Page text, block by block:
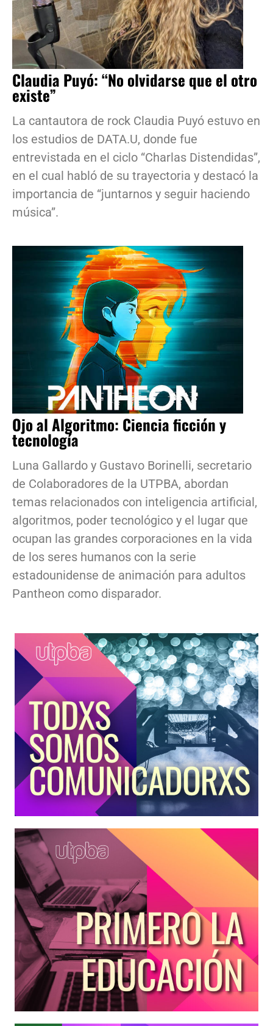
Claudia Puyó: “No olvidarse que el otro
existe”
La cantautora de rock Claudia Puyó estuvo en
los estudios de DATA.U, donde fue
entrevistada en el ciclo “Charlas Distendidas”,
en el cual habló de su trayectoria y destacó la
importancia de “juntarnos y seguir haciendo
música”.
Ojo al Algoritmo: Ciencia ficción y
tecnología
Luna Gallardo y Gustavo Borinelli, secretario
de Colaboradores de la UTPBA, abordan
temas relacionados con inteligencia artificial,
algoritmos, poder tecnológico y el lugar que
ocupan las grandes corporaciones en la vida
de los seres humanos con la serie
estadounidense de animación para adultos
Pantheon como disparador.